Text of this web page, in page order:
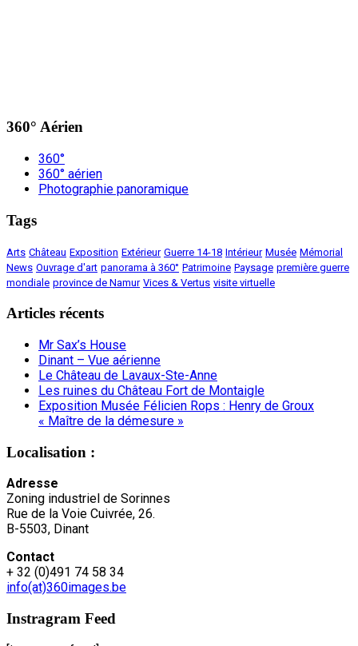
360° Aérien
360°
360° aérien
Photographie panoramique
Tags
Arts Château Exposition Extérieur Guerre 14-18 Intérieur Musée Mémorial
News Ouvrage d'art panorama à 360° Patrimoine Paysage première guerre
mondiale province de Namur Vices & Vertus visite virtuelle
Articles récents
Mr Sax’s House
Dinant – Vue aérienne
Le Château de Lavaux-Ste-Anne
Les ruines du Château Fort de Montaigle
Exposition Musée Félicien Rops : Henry de Groux
« Maître de la démesure »
Localisation :
Adresse
Zoning industriel de Sorinnes
Rue de la Voie Cuivrée, 26.
B-5503, Dinant
Contact
+ 32 (0)491 74 58 34
info(at)360images.be
Instragram Feed